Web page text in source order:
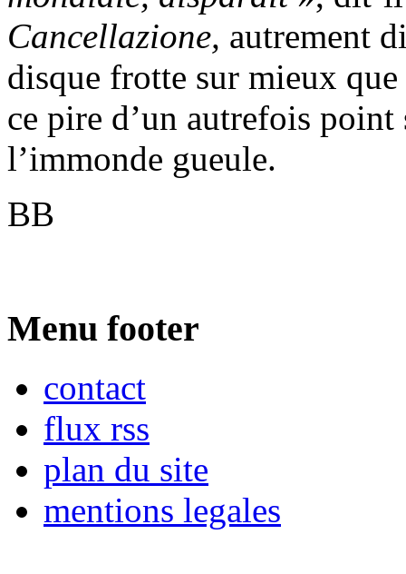
Cancellazione, autrement
disque frotte sur mieux
ce pire d’un autrefois
l’immonde gueule.
BB
Menu footer
contact
flux rss
plan du site
mentions legales